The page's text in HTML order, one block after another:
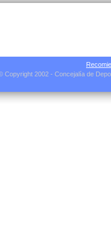
Copyright 2002 - Concejalía de